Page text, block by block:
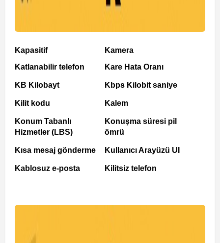
Kapasitif
Katlanabilir telefon
KB Kilobayt
Kilit kodu
Konum Tabanlı
Hizmetler (LBS)
Kısa mesaj gönderme
Kablosuz e-posta
Kamera
Kare Hata Oranı
Kbps Kilobit saniye
Kalem
Konuşma süresi pil
ömrü
Kullanıcı Arayüzü UI
Kilitsiz telefon